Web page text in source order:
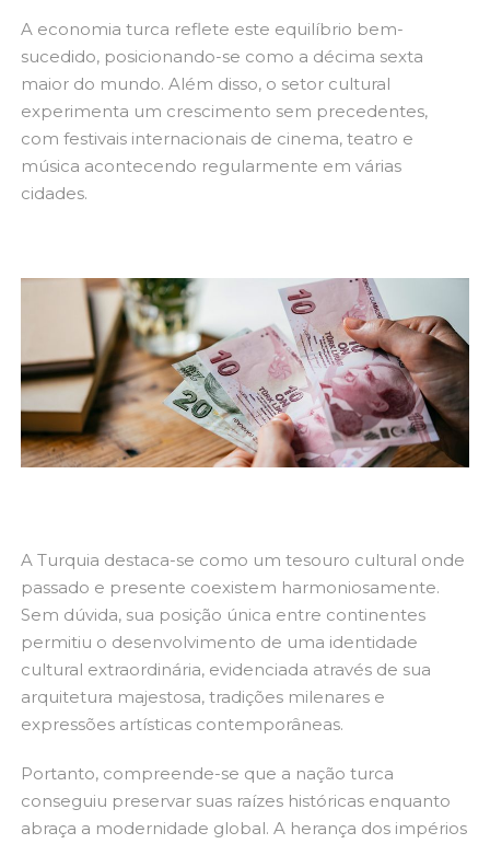
A economia turca reflete este equilíbrio bem-
sucedido, posicionando-se como a décima sexta
maior do mundo. Além disso, o setor cultural
experimenta um crescimento sem precedentes,
com festivais internacionais de cinema, teatro e
música acontecendo regularmente em várias
cidades.
A Turquia destaca-se como um tesouro cultural onde
passado e presente coexistem harmoniosamente.
Sem dúvida, sua posição única entre continentes
permitiu o desenvolvimento de uma identidade
cultural extraordinária, evidenciada através de sua
arquitetura majestosa, tradições milenares e
expressões artísticas contemporâneas.
Portanto, compreende-se que a nação turca
conseguiu preservar suas raízes históricas enquanto
abraça a modernidade global. A herança dos impérios